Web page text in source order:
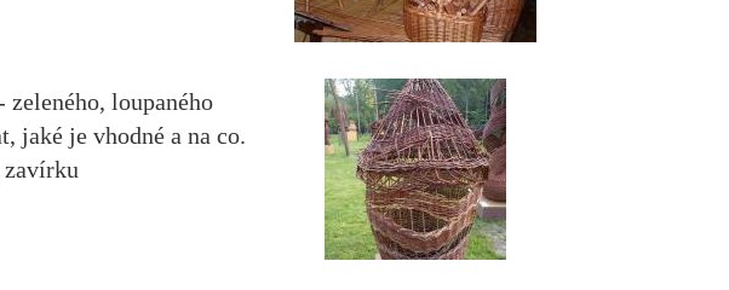
loupaného
jaké je vhodné a na co.